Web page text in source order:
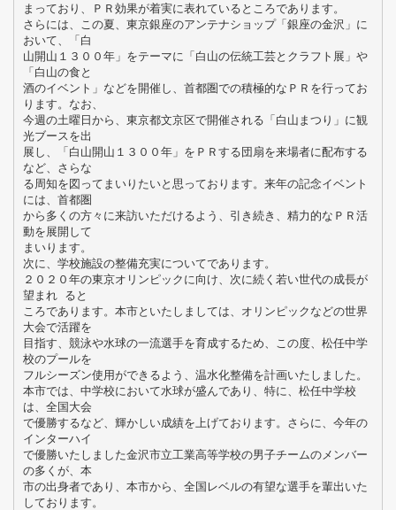
まっており、ＰＲ効果が着実に表れているところであります。
さらには、この夏、東京銀座のアンテナショップ「銀座の金沢」に
おいて、「白
山開山１３００年」をテーマに「白山の伝統工芸とクラフト展」や
「白山の食と
酒のイベント」などを開催し、首都圏での積極的なＰＲを行ってお
ります。なお、
今週の土曜日から、東京都文京区で開催される「白山まつり」に観
光ブースを出
展し、「白山開山１３００年」をＰＲする団扇を来場者に配布する
など、さらな
る周知を図ってまいりたいと思っております。来年の記念イベント
には、首都圏
から多くの方々に来訪いただけるよう、引き続き、精力的なＰＲ活
動を展開して
まいります。
次に、学校施設の整備充実についてであります。
２０２０年の東京オリンピックに向け、次に続く若い世代の成長が
望まれ ると
ころであります。本市といたしましては、オリンピックなどの世界
大会で活躍を
目指す、競泳や水球の一流選手を育成するため、この度、松任中学
校のプールを
フルシーズン使用ができるよう、温水化整備を計画いたしました。
本市では、中学校において水球が盛んであり、特に、松任中学校
は、全国大会
で優勝するなど、輝かしい成績を上げております。さらに、今年の
インターハイ
で優勝いたしました金沢市立工業高等学校の男子チームのメンバー
の多くが、本
市の出身者であり、本市から、全国レベルの有望な選手を輩出いた
しております。